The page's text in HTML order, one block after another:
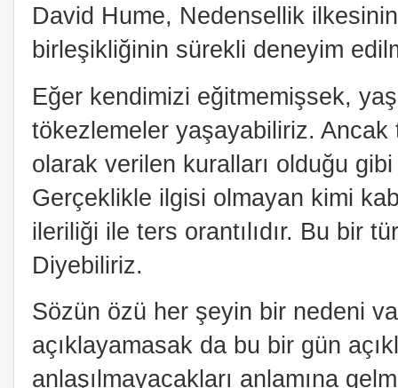
David Hume, Nedensellik
birleşikliğinin sürekli deneyim
Eğer kendimizi eğitmemişsek,
tökezlemeler yaşayabiliriz.
olarak verilen kuralları olduğu
Gerçeklikle ilgisi olmayan kimi
ileriliği ile ters orantılıdır. Bu bir
Diyebiliriz.
Sözün özü her şeyin bir nedeni
açıklayamasak da bu bir gün
anlaşılmayacakları anlamına